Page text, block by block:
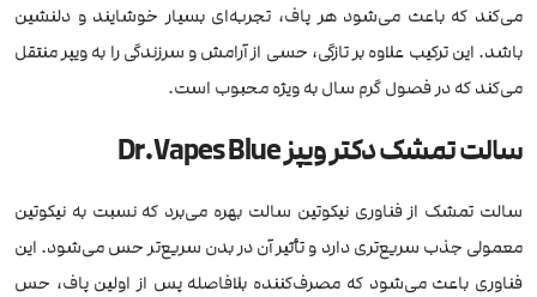
می‌کند که باعث می‌شود هر پاف، تجربه‌ای بسیار خوشایند و دلنشین
باشد. این ترکیب علاوه بر تازگی، حسی از آرامش و سرزندگی را به ویپر منتقل
می‌کند که در فصول گرم سال به ویژه محبوب است.
سالت تمشک دکتر ویپز Dr.Vapes Blue
سالت تمشک از فناوری نیکوتین سالت بهره می‌برد که نسبت به نیکوتین
معمولی جذب سریع‌تری دارد و تأثیر آن در بدن سریع‌تر حس می‌شود. این
فناوری باعث می‌شود که مصرف‌کننده بلافاصله پس از اولین پاف، حس